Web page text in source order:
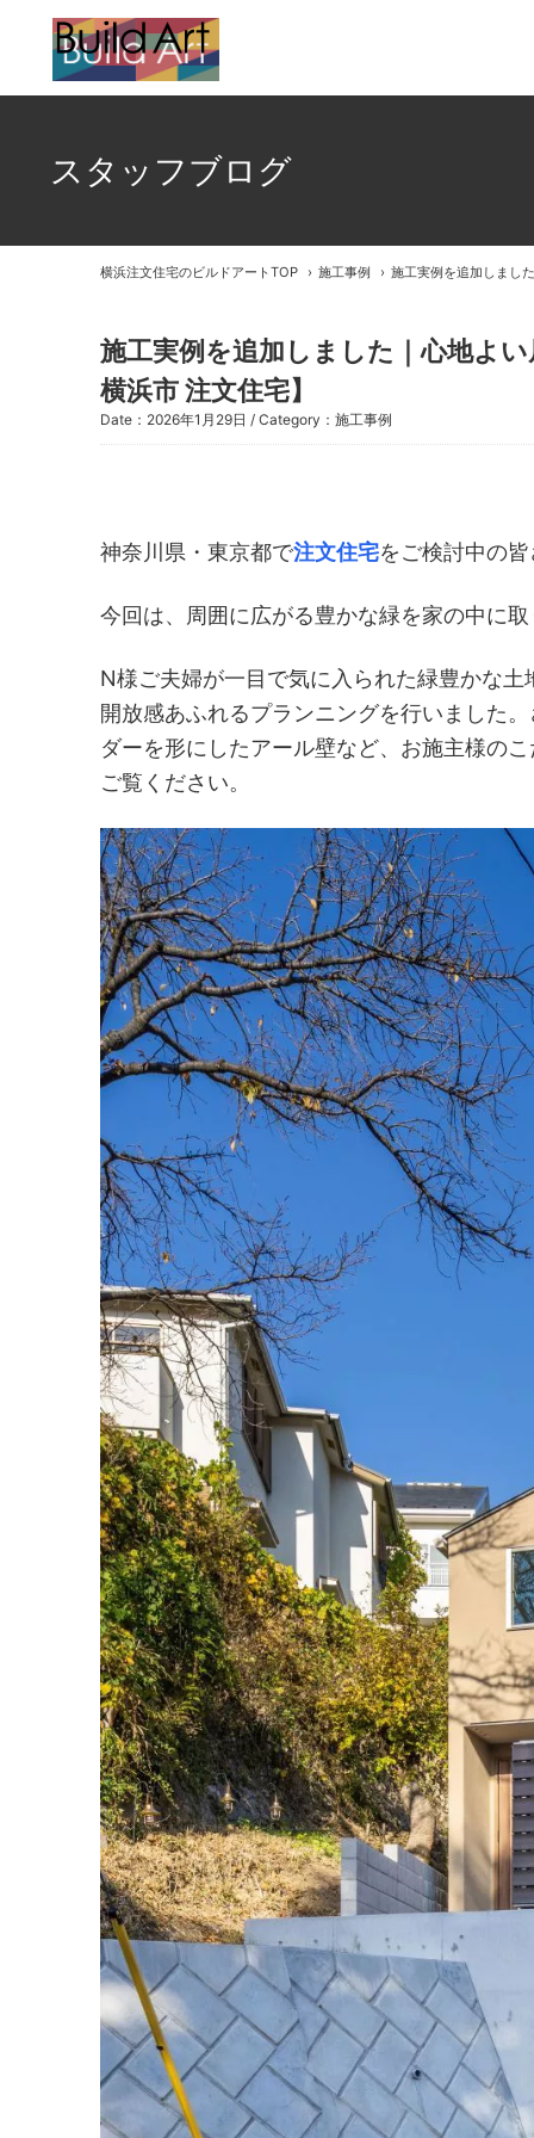
スタッフブログ
横浜注文住宅のビルドアートTOP 施工事例 施工実例を追加しまし
施工実例を追加しました｜心地よ
横浜市 注文住宅】
Date：2026年1月29日 / Category： 施工事例
神奈川県・東京都で注文住宅をご検討中の
今回は、周囲に広がる豊かな緑を家の中に
N様ご夫婦が一目で気に入られた緑豊かな
開放感あふれるプランニングを行いました
ダーを形にしたアール壁など、お施主様の
ご覧ください。